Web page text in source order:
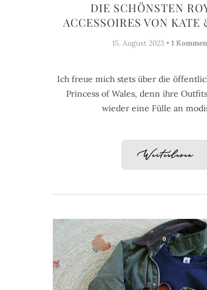
DIE SCHÖNSTEN
ACCESSOIRES VON
15. August 2023 • 1
Ich freue mich stets über die
Princess of Wales, denn ihre
wieder eine Fülle an
Weiterlesen